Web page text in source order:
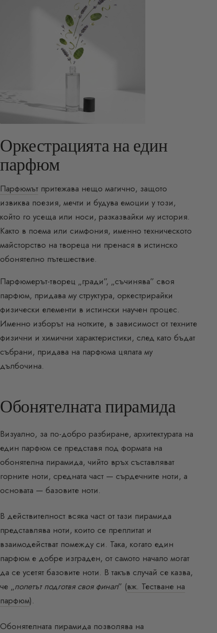
Оркестрацията на един
парфюм
Парфюмът притежава нещо магично, защото
извиква поезия, мечти и будува емоции у този,
който го усеща или носи, разказвайки му история.
Както в поема или симфония, именно техническото
майсторство на твореца ни пренася в истинско
обонятелно пътешествие.
Парфюмерът-творец „гради”, „съчинява” своя
парфюм, придава му структура, оркестрирайки
физически елементи в истински научен процес.
Именно изборът на нотките, в зависимост от техните
физични и химични характеристики, след като бъдат
събрани, придава на парфюма цялата му
дълбочина.
Обонятелната пирамида
Визуално, за по-добро разбиране, архитектурата на
един парфюм се представя под формата на
обонятелна пирамида, чийто връх съставляват
горните ноти, средната част — сърдечните ноти, а
основата — базовите ноти.
В действителност всяка част от тази пирамида
представлява ноти, които се преплитат и
взаимодействат помежду си. Така, когато един
парфюм е добре изграден, от самото начало могат
да се усетят базовите ноти. В такъв случай се казва,
че „полетът подготвя своя финал” (вж. Тестване на
парфюм).
Обонятелната пирамида позволява на